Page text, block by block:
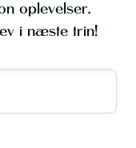
oplevelser.
i næste trin!